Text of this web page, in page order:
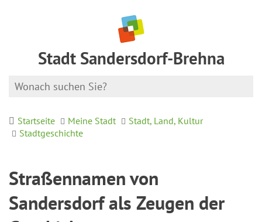
Stadt Sandersdorf-Brehna
Startseite Meine Stadt
Stadt, Land, Kultur
Stadtgeschichte
Straßennamen von
Sandersdorf als Zeugen der